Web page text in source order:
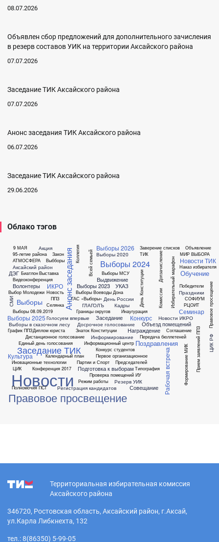
08.07.2026
Объявлен сбор предложений для дополнительного зачисления
в резерв составов УИК на территории Аксайского района
07.07.2026
Заседание ТИК Аксайского района
07.07.2026
Анонс заседания ТИК Аксайского района
06.07.2026
Заседание ТИК Аксайского района
29.06.2026
Облако тэгов
9 МАЯ
95-летие района
АТМОСФЕРА
Аксайский район
Акция Анонс заседания
Биатлон
Видеоконференция
Волонтеры
Всей семьей
Выбборы
Выбор Молодежи
Выборы
Выборы 08.09.2019
Выборы 2020
Выборы 2023
Выборы 2024
Выборы 2025
Выборы 2026
Выборы Воеводы Дона
Выборы МСУ
Выборы в сказочном лесу
Выдвижение
Выставка
ГАС «Выборы»
ГЛАГОЛЪ
Голосуем впервые
Границы округов
График ППЗ
ДЭГ День Конституции
День России
Диплом юриста
Дистанционное голосование
Допзачисление
Досрочное голосование
Единый день голосования
Заверение списков
Закон
Заседание
Заседание ТИК
Знаток Конституции
ИКРО Избирательный марафон
Инаугурация
Иновационные технологии
Информационный центр
Информирование
Кадры
Календарный план
Коллегия
Комиссии
Конкурс
Конкурс студентов
Конференция 2017
Культура
МИР ВЫБОРА
Награждение
Наказ избирателя
Новости
Новости ИКРО
Новости ТИК
Новость
Обучение
Объезд помещений
Объявление
ППЗ
Партии и Спорт
Первое организационное
Передача бюллетеней
Победители
Подготовка к выборам
Поздравления
Полномочия ПСГ
Правовое просвещение
Правовое просещение
Праздники
Председателей Прием заявлений ППЗ
Проверка помещений ИУ
РЦОИТ
Рабочая встреча
Регистрация кандидатов
Режим работы Резерв УИК
СМИ
СОФИУМ
Селянка
Семинар
Совещание
Соглашение
ТИК
Типография
УКАЗ
Формирование МИК
ЦИК
ЦИК РФ
Территориальная избирательная комиссия
Аксайского района
346720, Ростовская область, Аксайский район, г.Аксай,
ул.Карла Либкнехта, 132
тел.: 8(86350) 5-99-05